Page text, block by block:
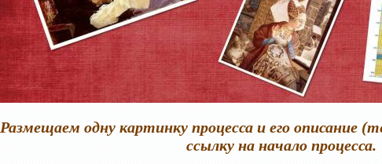
Размещаем одну картинку процесса и его описание
ссылку на начало процесса.